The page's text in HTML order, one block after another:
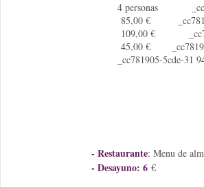
- Restaurante: Menu de
- Desayuno: 6 €
4 personas
85,00 €
109,00 €
45,00 €
_cc781905-5cde-31